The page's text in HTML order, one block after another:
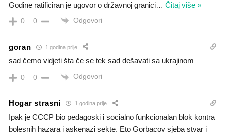
Godine ratificiran je ugovor o državnoj granici… Čitaj više »
0 0 Odgovori
goran 1 godina prije
sad čemo vidjeti šta če se tek sad dešavati sa ukrajinom
0 0 Odgovori
Hogar strasni 1 godina prije
Ipak je CCCP bio pedagoski i socialno funkcionalan blok kontra
bolesnih hazara i askenazi sekte. Eto Gorbacov sjeba stvar i